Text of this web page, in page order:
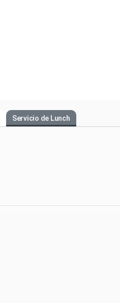
Servicio de Lunch